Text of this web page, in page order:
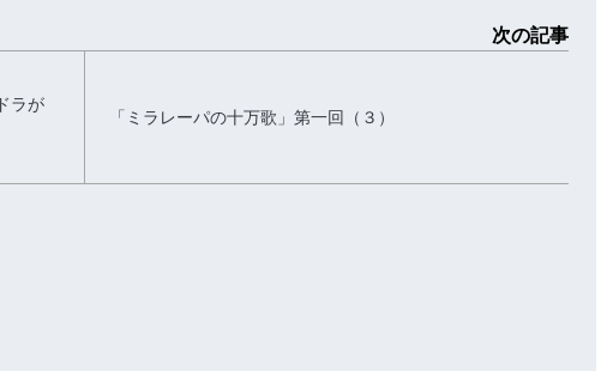
ラが
次の記事
「ミラレーパの十万歌」第一回（３）